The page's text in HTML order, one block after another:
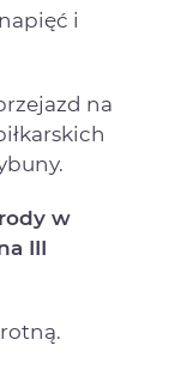
i
na
w
III